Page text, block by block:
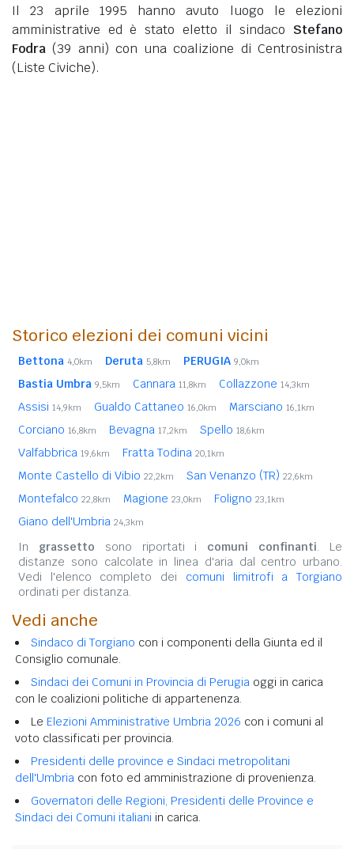
Il 23 aprile 1995 hanno avuto luogo le elezioni
amministrative ed è stato eletto il sindaco Stefano
Fodra (39 anni) con una coalizione di Centrosinistra
(Liste Civiche).
Storico elezioni dei comuni vicini
Bettona 4,0km Deruta 5,8km PERUGIA 9,0km
Bastia Umbra 9,5km Cannara 11,8km Collazzone 14,3km
Assisi 14,9km Gualdo Cattaneo 16,0km Marsciano 16,1km
Corciano 16,8km Bevagna 17,2km Spello 18,6km
Valfabbrica 19,6km Fratta Todina 20,1km
Monte Castello di Vibio 22,2km San Venanzo (TR) 22,6km
Montefalco 22,8km Magione 23,0km Foligno 23,1km
Giano dell'Umbria 24,3km
In grassetto sono riportati i comuni confinanti. Le
distanze sono calcolate in linea d'aria dal centro urbano.
Vedi l'elenco completo dei comuni limitrofi a Torgiano
ordinati per distanza.
Vedi anche
Sindaco di Torgiano con i componenti della Giunta ed il
Consiglio comunale.
Sindaci dei Comuni in Provincia di Perugia oggi in carica
con le coalizioni politiche di appartenenza.
Le Elezioni Amministrative Umbria 2026 con i comuni al
voto classificati per provincia.
Presidenti delle province e Sindaci metropolitani
dell'Umbria con foto ed amministrazione di provenienza.
Governatori delle Regioni, Presidenti delle Province e
Sindaci dei Comuni italiani in carica.